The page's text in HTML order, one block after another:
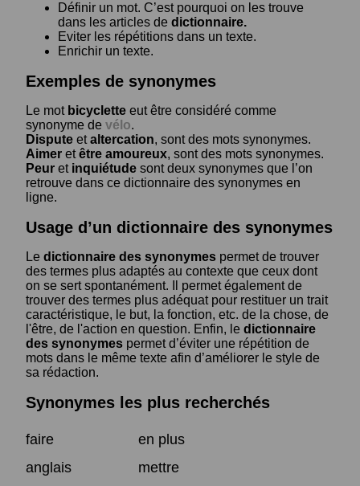
Définir un mot. C’est pourquoi on les trouve
dans les articles de dictionnaire.
Eviter les répétitions dans un texte.
Enrichir un texte.
Exemples de synonymes
Le mot bicyclette eut être considéré comme
synonyme de vélo.
Dispute etaltercation, sont des mots synonymes.
Aimer etêtre amoureux, sont des mots synonymes.
Peur et inquiétude sont deux synonymes que l’on
retrouve dans ce dictionnaire des synonymes en
ligne.
Usage d’un dictionnaire des synonymes
Le dictionnaire des synonymes permet de trouver
des termes plus adaptés au contexte que ceux dont
on se sert spontanément. Il permet également de
trouver des termes plus adéquat pour restituer un trait
caractéristique, le but, la fonction, etc. de la chose, de
l'être, de l'action en question. Enfin, le dictionnaire
des synonymes permet d’éviter une répétition de
mots dans le même texte afin d’améliorer le style de
sa rédaction.
Synonymes les plus recherchés
faire
en plus
anglais
mettre